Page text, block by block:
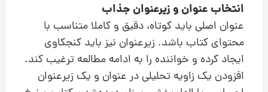
انتخاب عنوان و زیرعنوان جذاب
عنوان اصلی باید کوتاه، دقیق و کاملا متناسب با
محتوای کتاب باشد. زیرعنوان نیز باید کنجکاوی
ایجاد کرده و خواننده را به ادامه مطالعه ترغیب کند.
افزودن یک زاویه تحلیلی در عنوان و یک زیرعنوان